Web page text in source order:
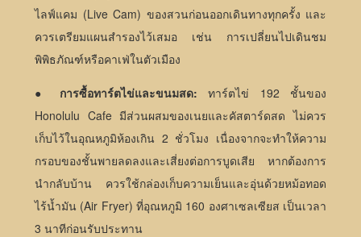
ไลฟ์แคม (Live Cam) ของสวนก่อนออกเดินทางทุกครั้ง และ
ควรเตรียมแผนสำรองไว้เสมอ เช่น การเปลี่ยนไปเดินชม
พิพิธภัณฑ์หรือคาเฟ่ในตัวเมือง
● การซื้อทาร์ตไข่และขนมสด: ทาร์ตไข่ 192 ชั้นของ
Honolulu Cafe มีส่วนผสมของเนยและคัสตาร์ดสด ไม่ควร
เก็บไว้ในอุณหภูมิห้องเกิน 2 ชั่วโมง เนื่องจากจะทำให้ความ
กรอบของชั้นพายลดลงและเสี่ยงต่อการบูดเสีย หากต้องการ
นำกลับบ้าน ควรใช้กล่องเก็บความเย็นและอุ่นด้วยหม้อทอด
ไร้น้ำมัน (Air Fryer) ที่อุณหภูมิ 160 องศาเซลเซียส เป็นเวลา
3 นาทีก่อนรับประทาน